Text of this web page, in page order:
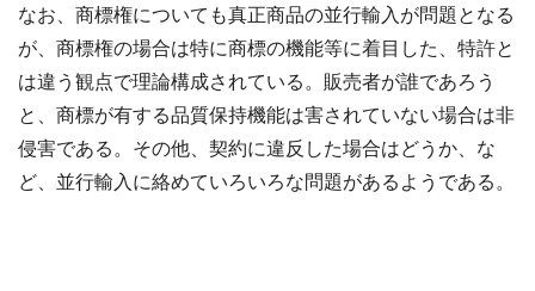
なお、商標権についても真正商品の並行輸入が問題となる
が、商標権の場合は特に商標の機能等に着目した、特許と
は違う観点で理論構成されている。販売者が誰であろう
と、商標が有する品質保持機能は害されていない場合は非
侵害である。その他、契約に違反した場合はどうか、な
ど、並行輸入に絡めていろいろな問題があるようである。